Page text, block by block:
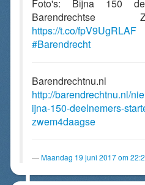
Foto's: Bijna 150
Barendrechtse
https://t.co/fpV9UgRLAF
#Barendrecht
Barendrechtnu.nl
http://barendrechtnu.nl/
ijna-150-deelnemers-
zwem4daagse
Maandag 19 juni 2017 om